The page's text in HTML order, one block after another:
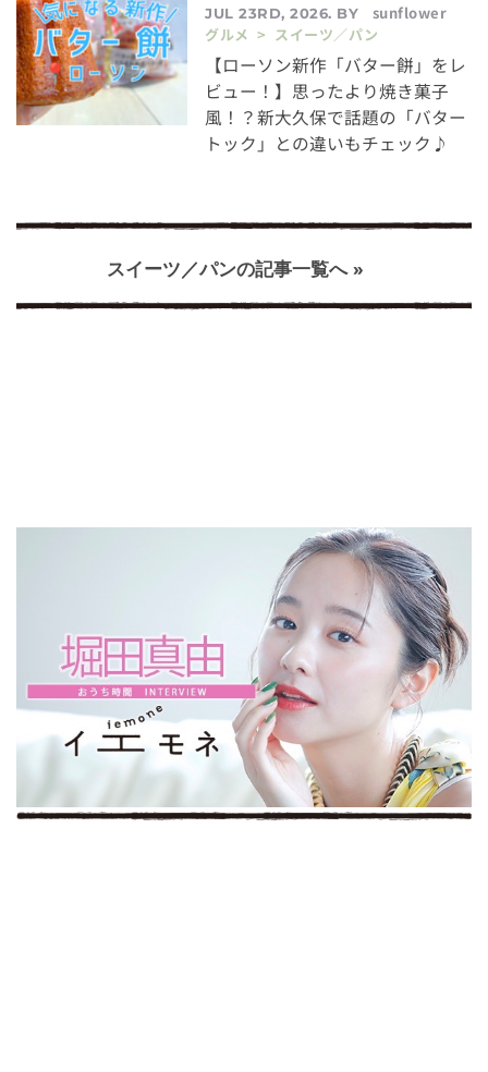
JUL 23RD, 2026. BY
sunflower
グルメ > スイーツ／パン
【ローソン新作「バター餅」をレ
ビュー！】思ったより焼き菓子
風！？新大久保で話題の「バター
トック」との違いもチェック♪
スイーツ／パンの記事一覧へ »